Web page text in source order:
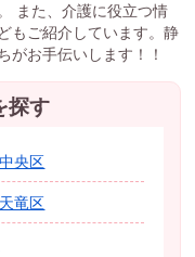
また、介護に役立つ情
もご紹介しています。静
がお手伝いします！！
探す
央区
竜区